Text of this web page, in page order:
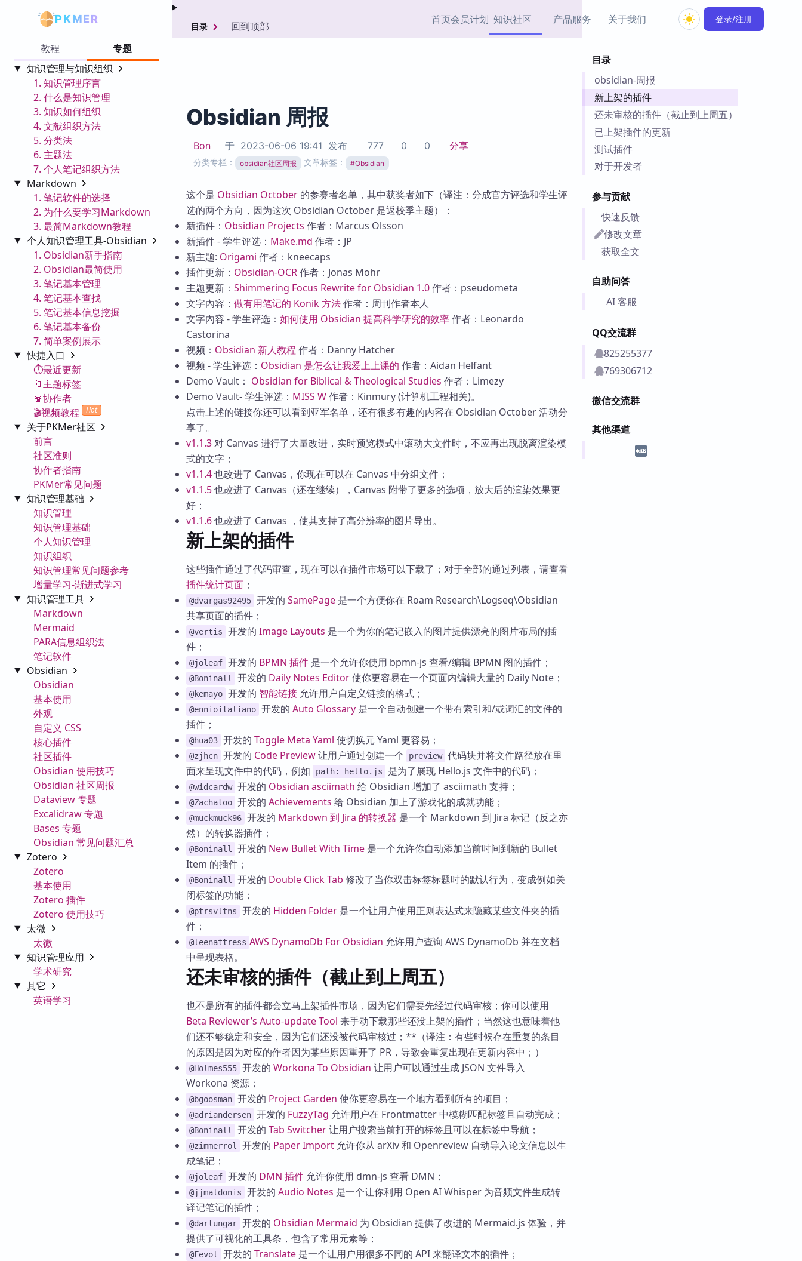
PKMER 首页会员计划 知识社区
Obsidian 专题
产品服务
加速访问 Obsidian 官方
Zotero 插件
Zotero 插件资源与加速
服务
PKMer 出品的闪念笔记
挂件集市
Obsidian 教程
Obsidian 主题
关于我们 登录/注册
教程
专题
知识管理与知识组织
1. 知识管理序言
2. 什么是知识管理
3. 知识如何组织
4. 文献组织方法
5. 分类法
6. 主题法
7. 个人笔记组织方法
Markdown
1. 笔记软件的选择
2. 为什么要学习Markdown
3. 最简Markdown教程
个人知识管理工具-Obsidian
1. Obsidian新手指南
2. Obsidian最简使用
3. 笔记基本管理
4. 笔记基本查找
5. 笔记基本信息挖掘
6. 笔记基本备份
7. 简单案例展示
快捷入口
⏱️最近更新
🔖主题标签
🧣协作者
🎬视频教程
Hot
关于PKMer社区
前言
社区准则
协作者指南
PKMer常见问题
知识管理基础
知识管理
知识管理基础
个人知识管理
知识组织
知识管理常见问题参考
增量学习-渐进式学习
知识管理工具
Markdown
Mermaid
PARA信息组织法
笔记软件
Obsidian
Obsidian
基本使用
外观
自定义 CSS
核心插件
社区插件
Obsidian 使用技巧
Obsidian 社区周报
Dataview 专题
Excalidraw 专题
Bases 专题
Obsidian 常见问题汇总
Zotero
Zotero
基本使用
Zotero 插件
Zotero 使用技巧
太微
太微
知识管理应用
学术研究
其它
英语学习
目录
obsidian-周报
新上架的插件
还未审核的插件（截止到上周五）
已上架插件的更新
测试插件
对于开发者
参与贡献
快速反馈
修改文章
获取全文
自助问答
AI 客服
QQ交流群
825255377
769306712
微信交流群
其他渠道
目录 回到顶部
Obsidian 周报
Bon 于 2023-06-06 19:41 发布 777 0 0 分享
分类专栏： obsidian社区周报 文章标签： #Obsidian
这个是 Obsidian October 的参赛者名单，其中获奖者如下（译注：分成官方评选和学生评
选的两个方向，因为这次 Obsidian October 是返校季主题）：
新插件： Obsidian Projects 作者：Marcus Olsson
新插件 - 学生评选： Make.md 作者：JP
新主题: Origami 作者：kneecaps
插件更新： Obsidian-OCR作者：Jonas Mohr
主题更新： Shimmering Focus Rewrite for Obsidian 1.0作者：pseudometa
文字內容： 做有用笔记的 Konik 方法作者：周刊作者本人
文字內容 - 学生评选： 如何使用 Obsidian 提高科学研究的效率作者：Leonardo
Castorina
视频： Obsidian 新人教程 作者：Danny Hatcher
视频 - 学生评选： Obsidian 是怎么让我爱上上课的 作者：Aidan Helfant
Demo Vault： Obsidian for Biblical & Theological Studies 作者：Limezy
Demo Vault- 学生评选： MISS W作者：Kinmury (计算机工程相关)。
点击上述的链接你还可以看到亚军名单，还有很多有趣的内容在 Obsidian October 活动分
享了。
v1.1.3对 Canvas 进行了大量改进，实时预览模式中滚动大文件时，不应再出现脱离渲染模
式的文字；
v1.1.4也改进了 Canvas，你现在可以在 Canvas 中分组文件；
v1.1.5也改进了 Canvas（还在继续），Canvas 附带了更多的选项，放大后的渲染效果更
好；
v1.1.6也改进了 Canvas ，使其支持了高分辨率的图片导出。
新上架的插件
这些插件通过了代码审查，现在可以在插件市场可以下载了；对于全部的通过列表，请查看
插件统计页面 ；
@dvargas92495 开发的 SamePage是一个方便你在 Roam Research\Logseq\Obsidian
共享页面的插件；
@vertis 开发的 Image Layouts 是一个为你的笔记嵌入的图片提供漂亮的图片布局的插
件；
@joleaf 开发的 BPMN 插件是一个允许你使用 bpmn-js 查看/编辑 BPMN 图的插件；
@Boninall 开发的 Daily Notes Editor使你更容易在一个页面内编辑大量的 Daily Note；
@kemayo 开发的 智能链接允许用户自定义链接的格式；
@ennioitaliano 开发的 Auto Glossary是一个自动创建一个带有索引和/或词汇的文件的
插件；
@hua03 开发的 Toggle Meta Yaml 使切换元 Yaml 更容易；
@zjhcn 开发的 Code Preview让用户通过创建一个 preview 代码块并将文件路径放在里
面来呈现文件中的代码，例如
path: hello.js 是为了展现 Hello.js 文件中的代码；
@widcardw 开发的 Obsidian asciimath 给 Obsidian 增加了 asciimath 支持；
@Zachatoo 开发的 Achievements 给 Obsidian 加上了游戏化的成就功能；
@muckmuck96 开发的 Markdown 到 Jira 的转换器 是一个 Markdown 到 Jira 标记（反之亦
然）的转换器插件；
@Boninall 开发的 New Bullet With Time是一个允许你自动添加当前时间到新的 Bullet
Item 的插件；
@Boninall 开发的 Double Click Tab 修改了当你双击标签标题时的默认行为，变成例如关
闭标签的功能；
@ptrsvltns 开发的 Hidden Folder是一个让用户使用正则表达式来隐藏某些文件夹的插
件；
@leenattress AWS DynamoDb For Obsidian 允许用户查询 AWS DynamoDb 并在文档
中呈现表格。
还未审核的插件（截止到上周五）
也不是所有的插件都会立马上架插件市场，因为它们需要先经过代码审核；你可以使用
Beta Reviewer’s Auto-update Tool 来手动下载那些还没上架的插件；当然这也意味着他
们还不够稳定和安全，因为它们还没被代码审核过；**（译注：有些时候存在重复的条目
的原因是因为对应的作者因为某些原因重开了 PR，导致会重复出现在更新内容中；）
@Holmes555 开发的 Workona To Obsidian 让用户可以通过生成 JSON 文件导入
Workona 资源；
@bgoosman 开发的 Project Garden 使你更容易在一个地方看到所有的项目；
@adriandersen 开发的 FuzzyTag 允许用户在 Frontmatter 中模糊匹配标签且自动完成；
@Boninall 开发的 Tab Switcher让用户搜索当前打开的标签且可以在标签中导航；
@zimmerrol 开发的 Paper Import允许你从 arXiv 和 Openreview 自动导入论文信息以生
成笔记；
@joleaf 开发的 DMN 插件允许你使用 dmn-js 查看 DMN；
@jjmaldonis 开发的 Audio Notes 是一个让你利用 Open AI Whisper 为音频文件生成转
译记笔记的插件；
@dartungar 开发的 Obsidian Mermaid 为 Obsidian 提供了改进的 Mermaid.js 体验，并
提供了可视化的工具条，包含了常用元素等；
@Fevol 开发的 Translate是一个让用户用很多不同的 API 来翻译文本的插件；